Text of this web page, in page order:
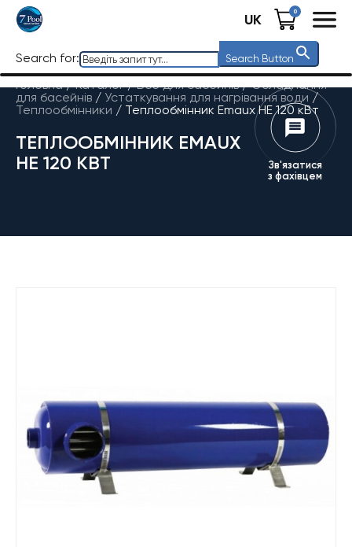
UK 0
Search for: Search Button
Головна / Каталог/Все для басейнів/Обладнання
для басейнів / Устаткування для нагрівання води /
Теплообмінники / Теплообмінник Emaux HE 120 кВт
ТЕПЛООБМІННИК EMAUX
HE 120 КВТ
Зв'язатися
з фахівцем